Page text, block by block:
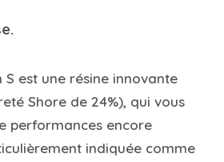
S est une résine innovante
Shore de 24%), qui vous
performances encore
indiquée comme